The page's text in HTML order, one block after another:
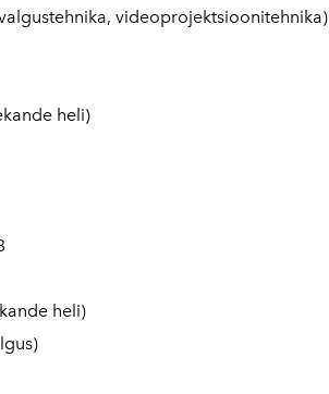
videoprojektsioonitehnika)
heli)
heli)